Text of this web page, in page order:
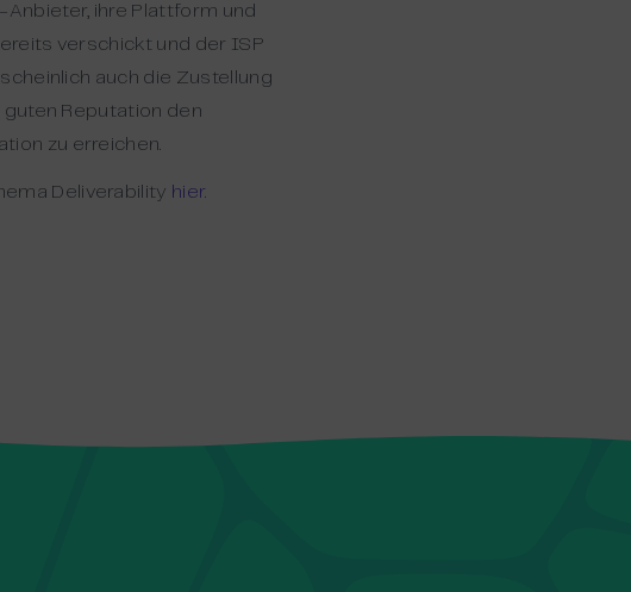
ihre Plattform und
verschickt und der ISP
auch die Zustellung
Reputation den
zu erreichen.
Deliverability hier.